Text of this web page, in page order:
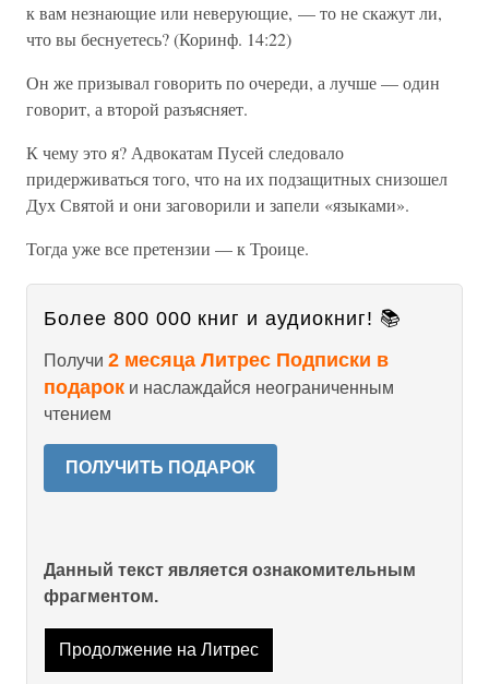
к вам незнающие или неверующие, — то не скажут ли,
что вы беснуетесь? (Коринф. 14:22)
Он же призывал говорить по очереди, а лучше — один
говорит, а второй разъясняет.
К чему это я? Адвокатам Пусей следовало
придерживаться того, что на их подзащитных снизошел
Дух Святой и они заговорили и запели «языками».
Тогда уже все претензии — к Троице.
Более 800 000 книг и аудиокниг! 📚
Получи 2 месяца Литрес Подписки в
подарок и наслаждайся неограниченным
чтением
ПОЛУЧИТЬ ПОДАРОК
Данный текст является ознакомительным
фрагментом.
Продолжение на Литрес